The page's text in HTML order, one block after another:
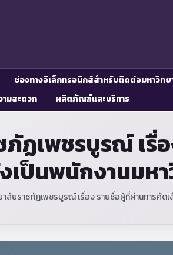
ช่องทางอิเล็กทรอนิกส์สำหรับติดต่อมหาวิทย
มสะดวก ผลิตภัณฑ์และบริการ
ภัฏเพชรบูรณ์ เ
เป็นพนักงานม
าลัยราชภัฏเพชรบูรณ์ เรื่อง รายชื่อผู้ที่ผ่านการคั